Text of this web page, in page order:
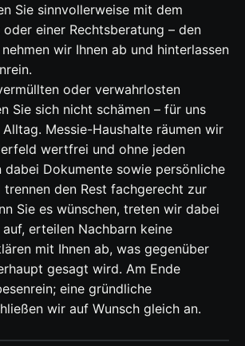
Sie sinnvollerweise mit dem
einer Rechtsberatung – den
wir Ihnen ab und hinterlassen
oder verwahrlosten
Sie sich nicht schämen – für uns
Messie-Haushalte räumen wir
wertfrei und ohne jeden
dabei Dokumente sowie persönliche
trennen den Rest fachgerecht zur
Sie es wünschen, treten wir dabei
erteilen Nachbarn keine
mit Ihnen ab, was gegenüber
gesagt wird. Am Ende
eine gründliche
wir auf Wunsch gleich an.